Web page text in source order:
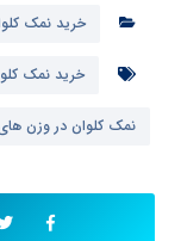
خرید نمک
خرید نمک
نمک کلوان در وزن